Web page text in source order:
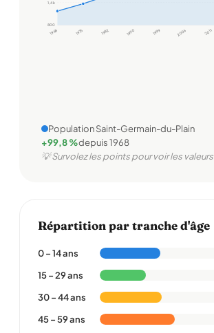
800
1,4 k
1968 1975 1982 1990 1999 2006 2011
Population Saint-Germain-du-Plain
+99,8 %depuis 1968
💡 Survolez les points pour voir les valeurs
Répartition par tranche d'âge
0 – 14 ans
15 – 29 ans
30 – 44 ans
45 – 59 ans